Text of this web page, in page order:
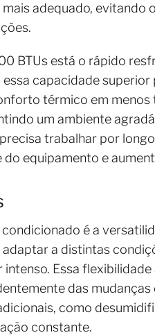
adequado, evitando
BTUs está o rápido
capacidade
térmico em
um ambiente
trabalhar por
equipamento e
é a
a distintas
Essa
das
como
constante.